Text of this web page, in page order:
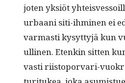
joten yksiöt
urbaani siti-ihmi­nen ei
var­masti kysyt­tyjä kun
ulli­nen. Etenkin sit­ten
vasti riisto­por­vari-